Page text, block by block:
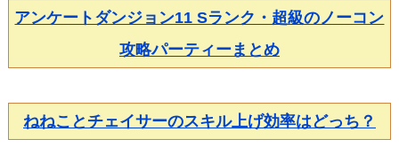
アンケートダンジョン11 Sランク・超級のノーコン
攻略パーティーまとめ
ねねことチェイサーのスキル上げ効率はどっち？